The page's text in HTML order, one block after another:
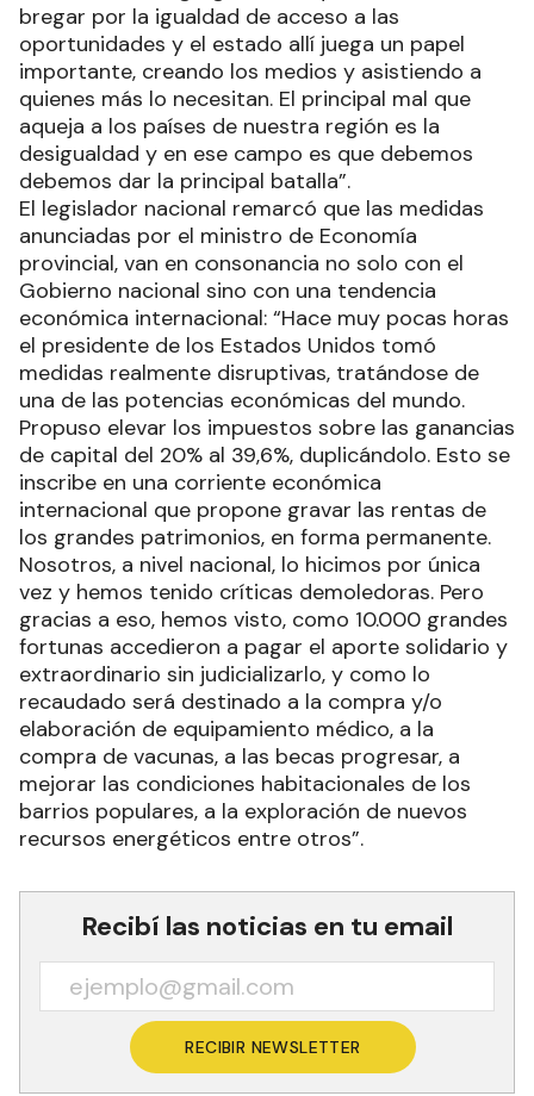
bregar por la igualdad de acceso a las
oportunidades y el estado allí juega un papel
importante, creando los medios y asistiendo a
quienes más lo necesitan. El principal mal que
aqueja a los países de nuestra región es la
desigualdad y en ese campo es que debemos
debemos dar la principal batalla”.
El legislador nacional remarcó que las medidas
anunciadas por el ministro de Economía
provincial, van en consonancia no solo con el
Gobierno nacional sino con una tendencia
económica internacional: “Hace muy pocas horas
el presidente de los Estados Unidos tomó
medidas realmente disruptivas, tratándose de
una de las potencias económicas del mundo.
Propuso elevar los impuestos sobre las ganancias
de capital del 20% al 39,6%, duplicándolo. Esto se
inscribe en una corriente económica
internacional que propone gravar las rentas de
los grandes patrimonios, en forma permanente.
Nosotros, a nivel nacional, lo hicimos por única
vez y hemos tenido críticas demoledoras. Pero
gracias a eso, hemos visto, como 10.000 grandes
fortunas accedieron a pagar el aporte solidario y
extraordinario sin judicializarlo, y como lo
recaudado será destinado a la compra y/o
elaboración de equipamiento médico, a la
compra de vacunas, a las becas progresar, a
mejorar las condiciones habitacionales de los
barrios populares, a la exploración de nuevos
recursos energéticos entre otros”.
Recibí las noticias en tu email
RECIBIR NEWSLETTER